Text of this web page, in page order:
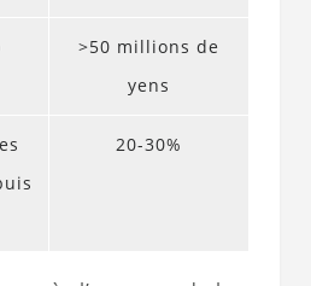
>50 millions de
yens
20-30%